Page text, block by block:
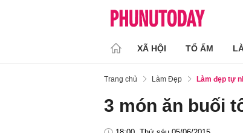
XÃ HỘI TỔ ẤM
Trang chủ Làm Đẹp Làm đẹp tự
3 món ăn buối